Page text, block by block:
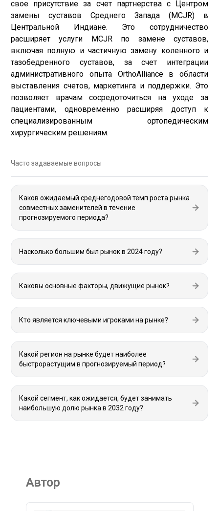
свое присутствие за счет партнерства с Центром
замены суставов Среднего Запада (MCJR) в
Центральной Индиане. Это сотрудничество
расширяет услуги MCJR по замене суставов,
включая полную и частичную замену коленного и
тазобедренного суставов, за счет интеграции
административного опыта OrthoAlliance в области
выставления счетов, маркетинга и поддержки. Это
позволяет врачам сосредоточиться на уходе за
пациентами, одновременно расширяя доступ к
специализированным ортопедическим
хирургическим решениям.
Часто задаваемые вопросы
Каков ожидаемый среднегодовой темп роста рынка
совместных заменителей в течение
прогнозируемого периода?
Насколько большим был рынок в 2024 году?
Каковы основные факторы, движущие рынок?
Кто является ключевыми игроками на рынке?
Какой регион на рынке будет наиболее
быстрорастущим в прогнозируемый период?
Какой сегмент, как ожидается, будет занимать
наибольшую долю рынка в 2032 году?
Автор